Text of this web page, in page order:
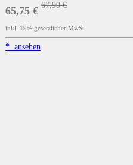
65,75 € 67,90 €
inkl. 19% gesetzlicher MwSt.
* ansehen